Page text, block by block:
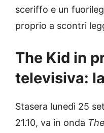
sceriffo e un
proprio a scontri
The Kid in
televisiva:
Stasera lunedì 25
21.10, va in onda